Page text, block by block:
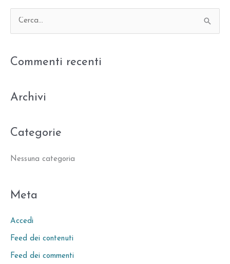
cCommenti recenti
Archivi
Categorie
Nessuna categoria
Meta
Accedi
Feed dei contenuti
Feed dei commenti